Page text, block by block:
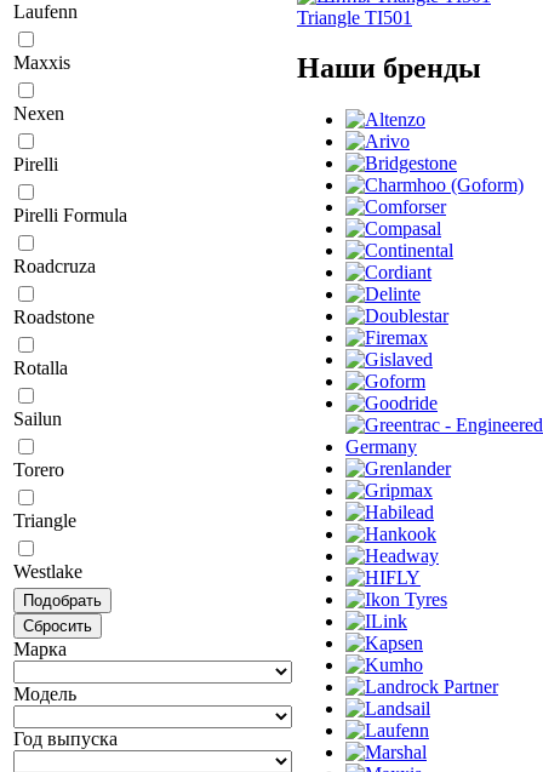
Laufenn
Maxxis
Nexen
Pirelli
Pirelli Formula
Roadcruza
Roadstone
Rotalla
Sailun
Torero
Triangle
Westlake
Марка
Модель
Год выпуска
Triangle TI501
Наши бренды